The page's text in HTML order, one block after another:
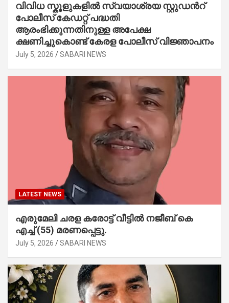
വിവിധ സ്കൂളുകളില്‍ സ്വയാശ്രയ സ്റ്റുഡന്‍റ്
പോലീസ് കേഡറ്റ് പദ്ധതി
ആരംഭിക്കുന്നതിനുള്ള അപേക്ഷ
ക്ഷണിച്ചുകൊണ്ട് കേരള പോലീസ് വിജ്ഞാപനം
July 5, 2026 SABARI NEWS
LATEST NEWS
എരുമേലി ചരള കരോട്ട് വീട്ടിൽ നജീബ് കെ
എച്ച് (55) മരണപ്പെട്ടു.
July 5, 2026 SABARI NEWS